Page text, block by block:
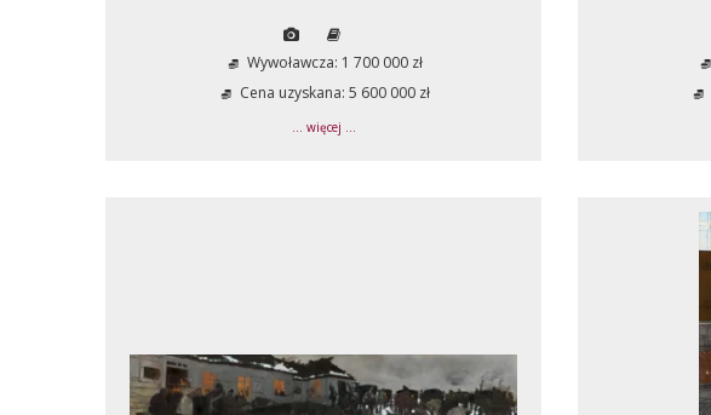
Wywoławcza: 1 700 000 zł
Cena uzyskana: 5 600 000 zł
... więcej ...